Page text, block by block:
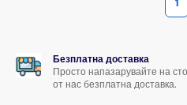
1
Безплатна доставка
Просто напазарувайте на
от нас безплатна доставка.